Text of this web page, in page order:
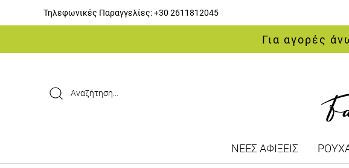
Τηλεφωνικές Παραγγελίες:+30 2611812045
Για αγορές
ΝΕΕΣ ΑΦΙΞΕΙΣ